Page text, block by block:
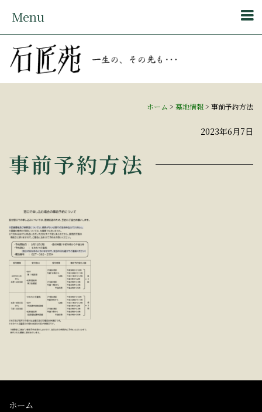
Menu
ホーム > 墓地情報> 事前予約方法
2023年6月7日
事前予約方法
ホーム